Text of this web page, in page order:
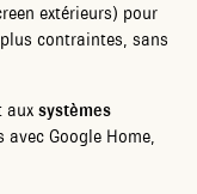
extérieurs) pour
contraintes, sans
aux systèmes
Google Home,